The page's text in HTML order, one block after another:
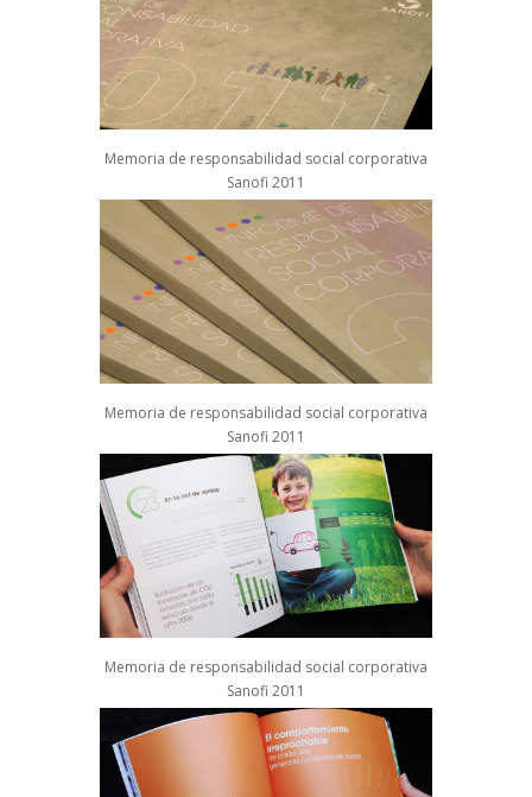
Memoria de responsabilidad social corporativa
Sanofi 2011
Memoria de responsabilidad social corporativa
Sanofi 2011
Memoria de responsabilidad social corporativa
Sanofi 2011